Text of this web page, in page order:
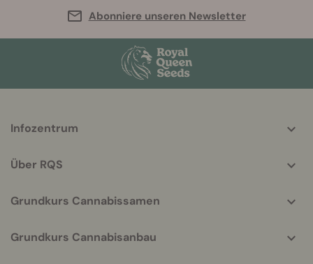
Abonniere unseren Newsletter
helpful
Infozentrum
Über RQS
Grundkurs Cannabissamen
Grundkurs Cannabisanbau